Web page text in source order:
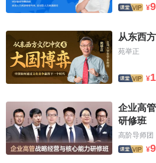
文化三个层次之间的关系是密不
用、相互影响，共同构成了一个完
化是最根本的，它决定着制度文化
¥
从东西
苑举正
¥
企业高
研修班
高阶导师团
¥